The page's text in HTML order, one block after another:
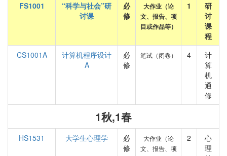
FS1001
“科学与社会”研
讨课
必
修
大作业（论
文、报告、项
目或作品等）
1
研
讨
课
程
CS1001A
计算机程序设计
A
必
修
笔试（闭卷） 4
计
算
机
通
修
1秋,1春
HS1531 大学生心理学
必
修
大作业（论
文、报告、项
2
心
理